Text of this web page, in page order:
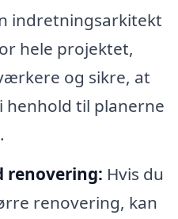
indretningsarkitekt
hele projektet,
og sikre, at
henhold til planerne
renovering: Hvis du
renovering, kan